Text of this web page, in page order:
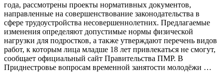
года, рассмотрены проекты нормативных документов,
направленные на совершенствование законодательства в
сфере трудоустройства несовершеннолетних. Предлагаемые
изменения определяют допустимые нормы физической
нагрузки для подростков, а также утверждают перечень видов
работ, к которым лица младше 18 лет привлекаться не смогут,
сообщает официальный сайт Правительства ПМР. В
Приднестровье вопросам временной занятости молодёжи …